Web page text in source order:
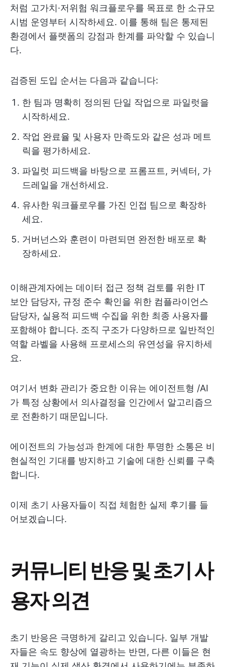
처럼 고가치·저위험 워크플로우를 목표로 한 소규모
시범 운영부터 시작하세요. 이를 통해 팀은 통제된
환경에서 플랫폼의 강점과 한계를 파악할 수 있습니
다.
검증된 도입 순서는 다음과 같습니다:
한 팀과 명확히 정의된 단일 작업으로 파일럿을
시작하세요.
작업 완료율 및 사용자 만족도와 같은 성과 메트
릭을 평가하세요.
파일럿 피드백을 바탕으로 프롬프트, 커넥터, 가
드레일을 개선하세요.
유사한 워크플로우를 가진 인접 팀으로 확장하
세요.
거버넌스와 훈련이 마련되면 완전한 배포로 확
장하세요.
이해관계자에는 데이터 접근 정책 검토를 위한 IT
보안 담당자, 규정 준수 확인을 위한 컴플라이언스
담당자, 실용적 피드백 수집을 위한 최종 사용자를
포함해야 합니다. 조직 구조가 다양하므로 일반적인
역할 라벨을 사용해 프로세스의 유연성을 유지하세
요.
여기서 변화 관리가 중요한 이유는 에이전트형 /AI
가 특정 상황에서 의사결정을 인간에서 알고리즘으
로 전환하기 때문입니다.
에이전트의 가능성과 한계에 대한 투명한 소통은 비
현실적인 기대를 방지하고 기술에 대한 신뢰를 구축
합니다.
이제 초기 사용자들이 직접 체험한 실제 후기를 들
어보겠습니다.
커뮤니티 반응 및 초기 사
용자 의견
초기 반응은 극명하게 갈리고 있습니다. 일부 개발
자들은 속도 향상에 열광하는 반면, 다른 이들은 현